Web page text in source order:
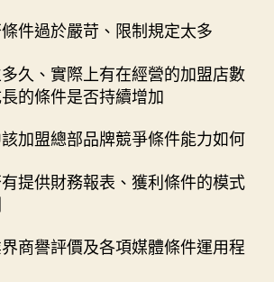
件過於嚴苛、限制規定太多
久、實際上有在經營的加盟店數
的條件是否持續增加
加盟總部品牌競爭條件能力如何
提供財務報表、獲利條件的模式
商譽評價及各項媒體條件運用程